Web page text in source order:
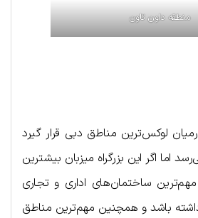
منطقه داون تاون
لوکس‌ترین مناطق دبی قرار گیرد
اما اگر این بزرگراه میزبان بیشترین
ساختمان‌های اداری و تجاری
باشد و همچنین مهم‌ترین مناطق